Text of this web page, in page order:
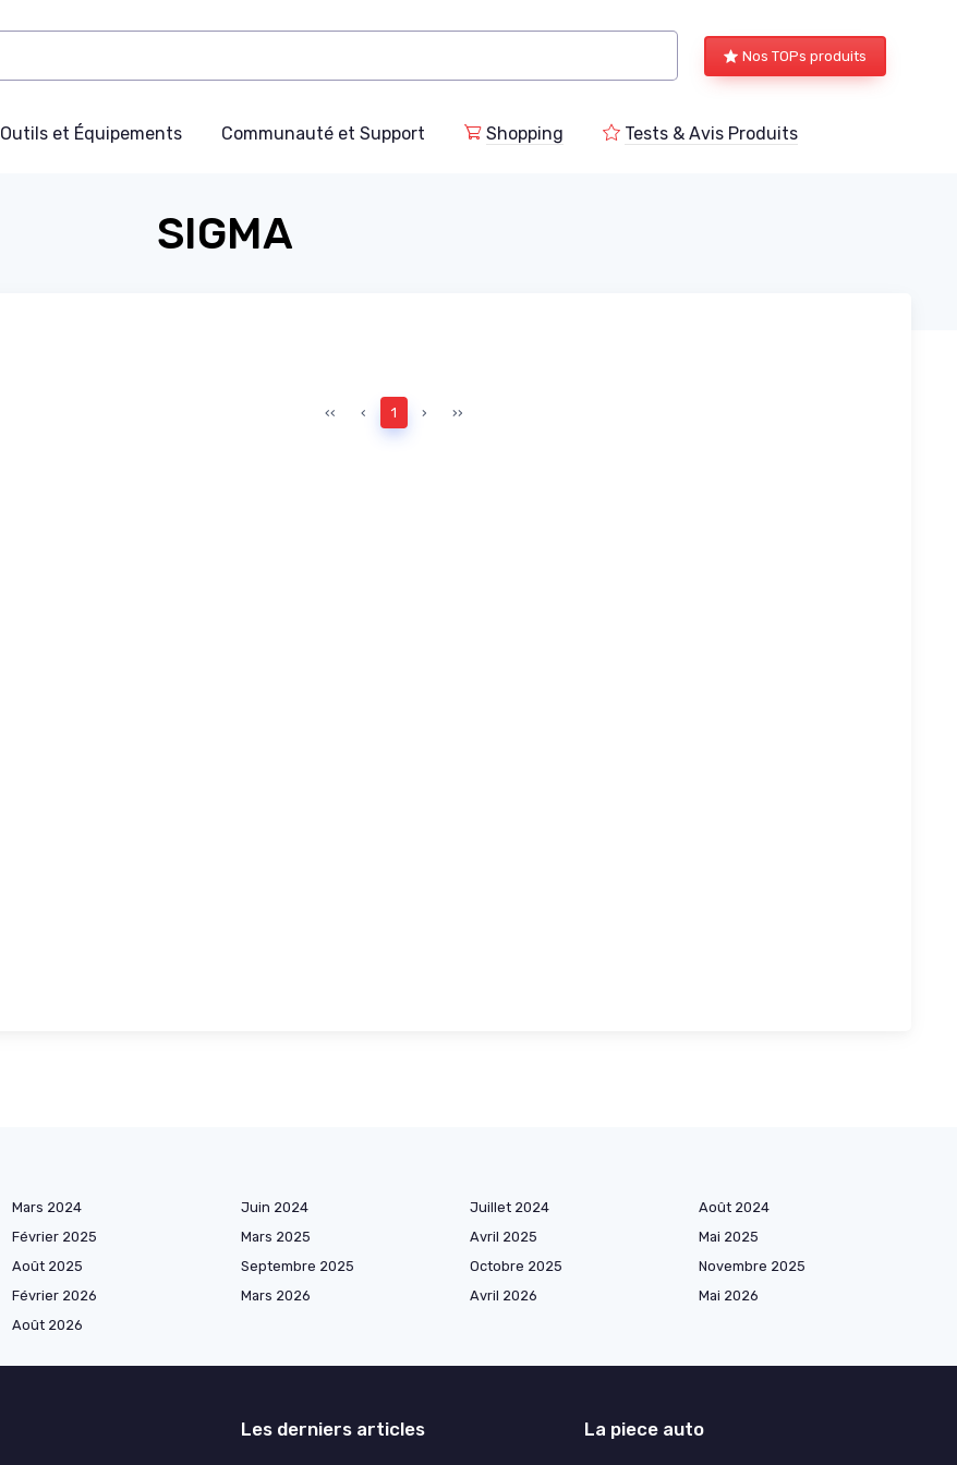
Nos TOPs produits
Outils et Équipements Communauté et Support Shopping Tests & Avis Produits
SIGMA
‹‹ ‹ 1 › ››
Mars 2024 Juin 2024 Juillet 2024
Août 2024
Février 2025 Mars 2025 Avril 2025
Mai 2025
Août 2025 Septembre 2025 Octobre 2025
Novembre 2025
Février 2026 Mars 2026 Avril 2026
Mai 2026
Août 2026
Les derniers articles La piece auto